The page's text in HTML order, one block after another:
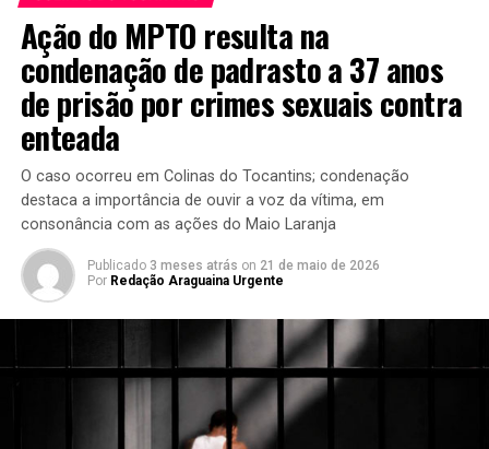
Ação do MPTO resulta na
condenação de padrasto a 37 anos
de prisão por crimes sexuais contra
enteada
O caso ocorreu em Colinas do Tocantins; condenação
destaca a importância de ouvir a voz da vítima, em
consonância com as ações do Maio Laranja
Publicado 3 meses atrás on 21 de maio de 2026
Por Redação Araguaina Urgente